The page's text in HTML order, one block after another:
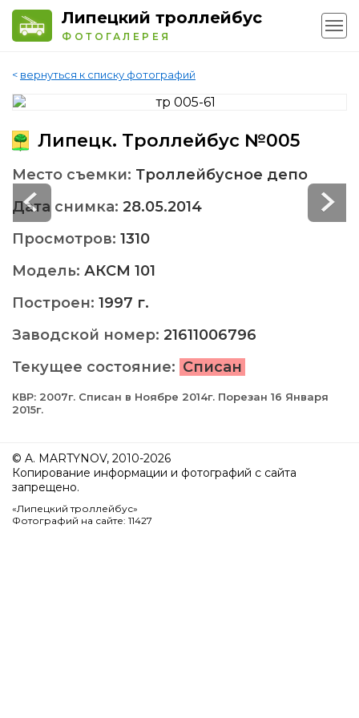
Липецкий троллейбус
ФОТОГАЛЕРЕЯ
< вернуться к списку фотографий
Липецк. Троллейбус №005
Место съемки: Троллейбусное депо
Дата снимка: 28.05.2014
Просмотров: 1310
Модель: АКСМ 101
Построен: 1997 г.
Заводской номер: 21611006796
Текущее состояние: Списан
КВР: 2007г. Списан в Ноябре 2014г. Порезан 16 Января
2015г.
© A. MARTYNOV, 2010-2026
Копирование информации и фотографий с сайта
запрещено.
«Липецкий троллейбус»
Фотографий на сайте: 11427